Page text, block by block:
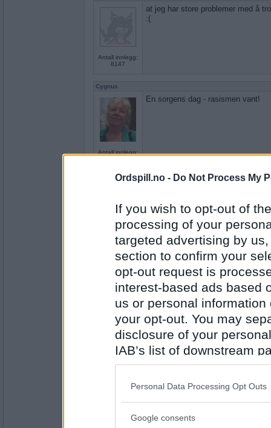
Ordspill.no - Do Not Process My
If you wish to opt-out of
processing of your
targeted advertising by
section to confirm your
opt-out request is
interest-based ads based
us or personal
your opt-out. You may
disclosure of your
IAB’s list of downstream
also be disclosed by us
Downstream Participants
Please note that this
Personal Data Processing Opt Outs
Google consents
Antall innlegg:
8147
at jeg har store problemer med å
:(
Cygnus
Antall innlegg:
En sorgens dag - rasismen vant!
Antall innlegg:
1121
trosten
Antall innlegg:
Trist!!!!! Ja en sorgens dag!!!!!
Dette gikk mer innpå meg enn jeg
og upålitelig som jeg har fått
staben som kan veilede denne